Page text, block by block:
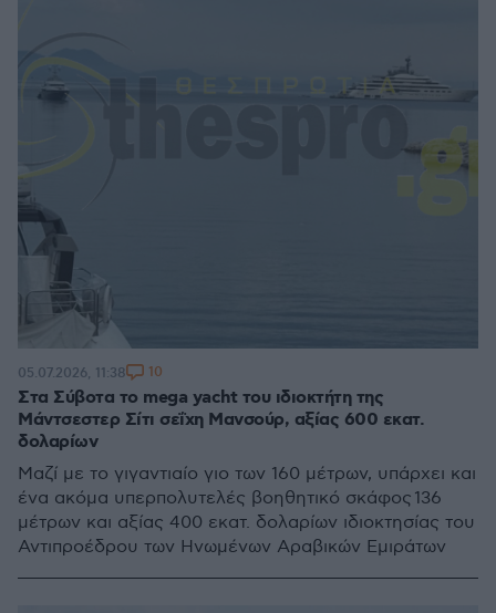
Στα Σύβοτα το mega yacht του ιδιοκτήτη της
Μάντσεστερ Σίτι σεΐχη Μανσούρ, αξίας 600 εκατ.
δολαρίων
Μαζί με το γιγαντιαίο γιο των 160 μέτρων, υπάρχει και
ένα ακόμα υπερπολυτελές βοηθητικό σκάφος 136
μέτρων και αξίας 400 εκατ. δολαρίων ιδιοκτησίας του
Αντιπροέδρου των Ηνωμένων Αραβικών Εμιράτων
05.07.2026, 11:38 10